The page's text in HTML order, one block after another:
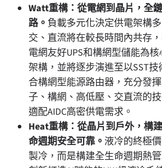
Watt重構：從電網到晶片，全
路。 負載多元化決定供電架構
交、直流將在較長時間內共存
電網友好UPS和構網型儲能為
架構，並將逐步演進至以SST
合構網型能源路由器，充分發
子、構網、高低壓、交直流的
適配AIDC高密供電需求。
Heat重構：從晶片到戶外，構
命週期安全可靠。 液冷的終極
製冷，而是構建全生命週期熱